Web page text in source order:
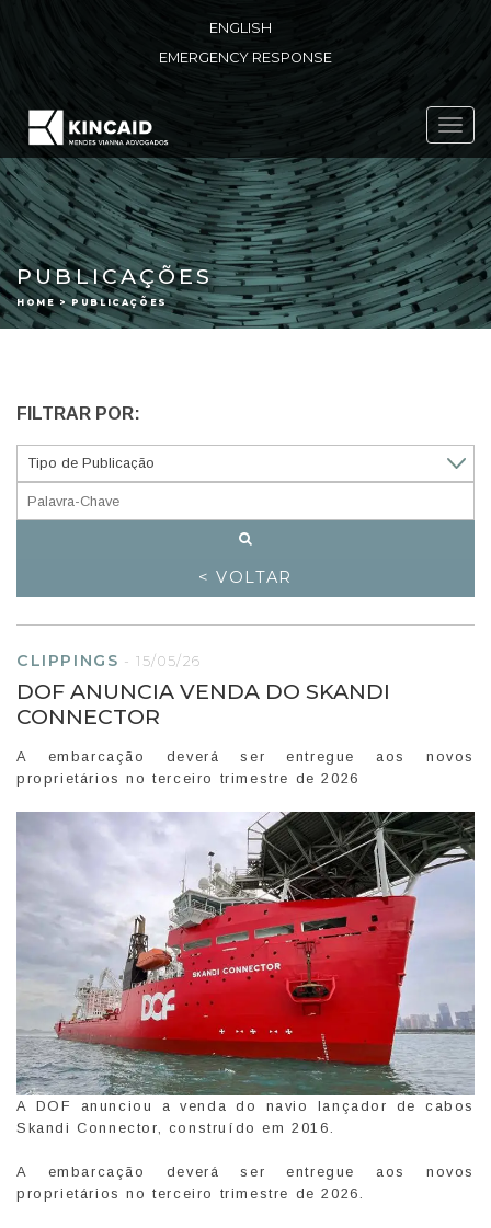
ENGLISH
EMERGENCY RESPONSE
PUBLICAÇÕES
HOME > PUBLICAÇÕES
FILTRAR POR:
< VOLTAR
CLIPPINGS -15/05/26
DOF ANUNCIA VENDA DO SKANDI
CONNECTOR
A embarcação deverá ser entregue aos novos
proprietários no terceiro trimestre de 2026
A DOF anunciou a venda do navio lançador de cabos
Skandi Connector, construído em 2016.
A embarcação deverá ser entregue aos novos
proprietários no terceiro trimestre de 2026.